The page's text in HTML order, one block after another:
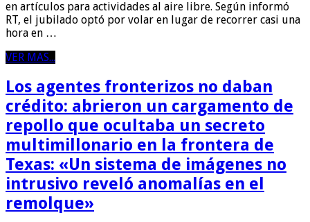
en artículos para actividades al aire libre. Según informó
RT, el jubilado optó por volar en lugar de recorrer casi una
hora en …
VER MAS...
Los agentes fronterizos no daban
crédito: abrieron un cargamento de
repollo que ocultaba un secreto
multimillonario en la frontera de
Texas: «Un sistema de imágenes no
intrusivo reveló anomalías en el
remolque»